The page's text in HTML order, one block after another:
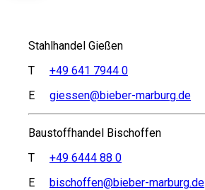
Stahlhandel Gießen
T
+49 641 7944 0
E
giessen@bieber-marburg.de
Baustoffhandel Bischoffen
T
+49 6444 88 0
E
bischoffen@bieber-marburg.de